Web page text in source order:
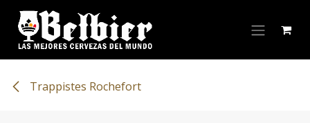
Skip to Content
Trappistes Rochefort